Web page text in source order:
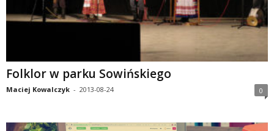
Folklor w parku Sowińskiego
Maciej Kowalczyk - 2013-08-24 0